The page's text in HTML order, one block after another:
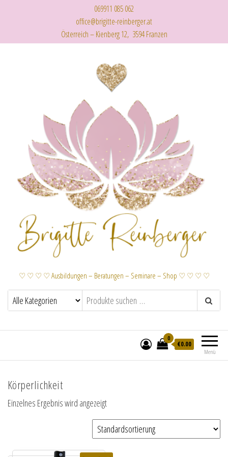
069911 085 062
office@brigitte-reinberger.at
Österreich – Kienberg 12, 3594 Franzen
♡ ♡ ♡ ♡ Ausbildungen – Beratungen – Seminare – Shop ♡ ♡ ♡ ♡
Menü
0
€0.00
Körperlichkeit
Einzelnes Ergebnis wird angezeigt